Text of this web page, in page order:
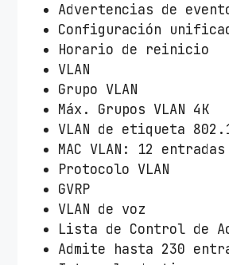
Advertencias de
Configuración
Horario de reinicio
VLAN
Grupo VLAN
Máx. Grupos VLAN 4K
VLAN de etiqueta
MAC VLAN: 12 entradas
Protocolo VLAN
GVRP
VLAN de voz
Lista de Control de
Admite hasta 230